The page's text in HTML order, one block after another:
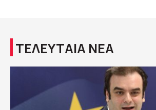
ΤΕΛΕΥΤΑΙΑ ΝΕΑ